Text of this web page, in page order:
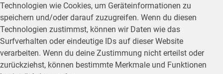
Technologien wie Cookies, um Geräteinformationen zu
speichern und/oder darauf zuzugreifen. Wenn du diesen
Technologien zustimmst, können wir Daten wie das
Surfverhalten oder eindeutige IDs auf dieser Website
verarbeiten. Wenn du deine Zustimmung nicht erteilst oder
zurückziehst, können bestimmte Merkmale und Funktionen